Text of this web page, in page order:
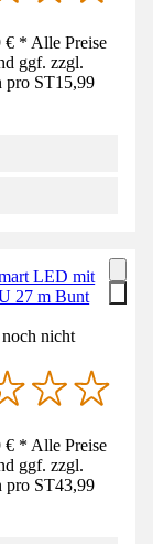
* Alle Preise
ggf. zzgl.
pro ST15,99
LED mit
27 m Bunt
nicht
* Alle Preise
ggf. zzgl.
pro ST43,99